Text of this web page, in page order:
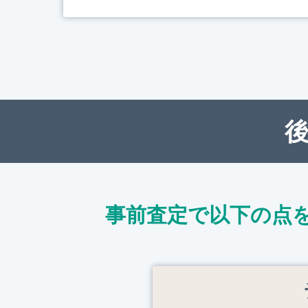
事前査定で以下の点